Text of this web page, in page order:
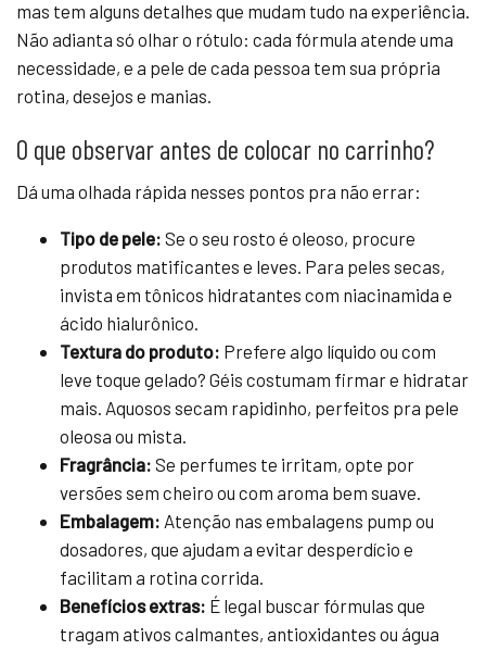
mas tem alguns detalhes que mudam tudo na experiência.
Não adianta só olhar o rótulo: cada fórmula atende uma
necessidade, e a pele de cada pessoa tem sua própria
rotina, desejos e manias.
O que observar antes de colocar no carrinho?
Dá uma olhada rápida nesses pontos pra não errar:
Tipo de pele: Se o seu rosto é oleoso, procure
produtos matificantes e leves. Para peles secas,
invista em tônicos hidratantes com niacinamida e
ácido hialurônico.
Textura do produto: Prefere algo líquido ou com
leve toque gelado? Géis costumam firmar e hidratar
mais. Aquosos secam rapidinho, perfeitos pra pele
oleosa ou mista.
Fragrância: Se perfumes te irritam, opte por
versões sem cheiro ou com aroma bem suave.
Embalagem: Atenção nas embalagens pump ou
dosadores, que ajudam a evitar desperdício e
facilitam a rotina corrida.
Benefícios extras: É legal buscar fórmulas que
tragam ativos calmantes, antioxidantes ou água